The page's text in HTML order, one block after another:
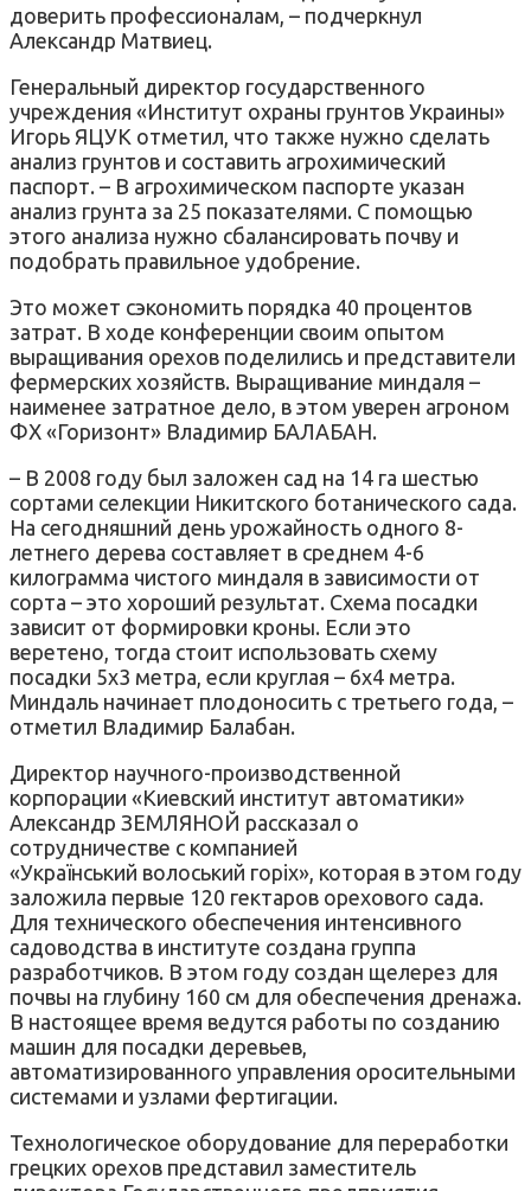
доверить профессионалам, – подчеркнул
Александр Матвиец.
Генеральный директор государственного
учреждения «Институт охраны грунтов Украины»
Игорь ЯЦУК отметил, что также нужно сделать
анализ грунтов и составить агрохимический
паспорт. – В агрохимическом паспорте указан
анализ грунта за 25 показателями. С помощью
этого анализа нужно сбалансировать почву и
подобрать правильное удобрение.
Это может сэкономить порядка 40 процентов
затрат. В ходе конференции своим опытом
выращивания орехов поделились и представители
фермерских хозяйств. Выращивание миндаля –
наименее затратное дело, в этом уверен агроном
ФХ «Горизонт» Владимир БАЛАБАН.
– В 2008 году был заложен сад на 14 га шестью
сортами селекции Никитского ботанического сада.
На сегодняшний день урожайность одного 8-
летнего дерева составляет в среднем 4-6
килограмма чистого миндаля в зависимости от
сорта – это хороший результат. Схема посадки
зависит от формировки кроны. Если это
веретено, тогда стоит использовать схему
посадки 5х3 метра, если круглая – 6х4 метра.
Миндаль начинает плодоносить с третьего года, –
отметил Владимир Балабан.
Директор научного-производственной
корпорации «Киевский институт автоматики»
Александр ЗЕМЛЯНОЙ рассказал о
сотрудничестве с компанией
«Український волоський горіх», которая в этом году
заложила первые 120 гектаров орехового сада.
Для технического обеспечения интенсивного
садоводства в институте создана группа
разработчиков. В этом году создан щелерез для
почвы на глубину 160 см для обеспечения дренажа.
В настоящее время ведутся работы по созданию
машин для посадки деревьев,
автоматизированного управления оросительными
системами и узлами фертигации.
Технологическое оборудование для переработки
грецких орехов представил заместитель